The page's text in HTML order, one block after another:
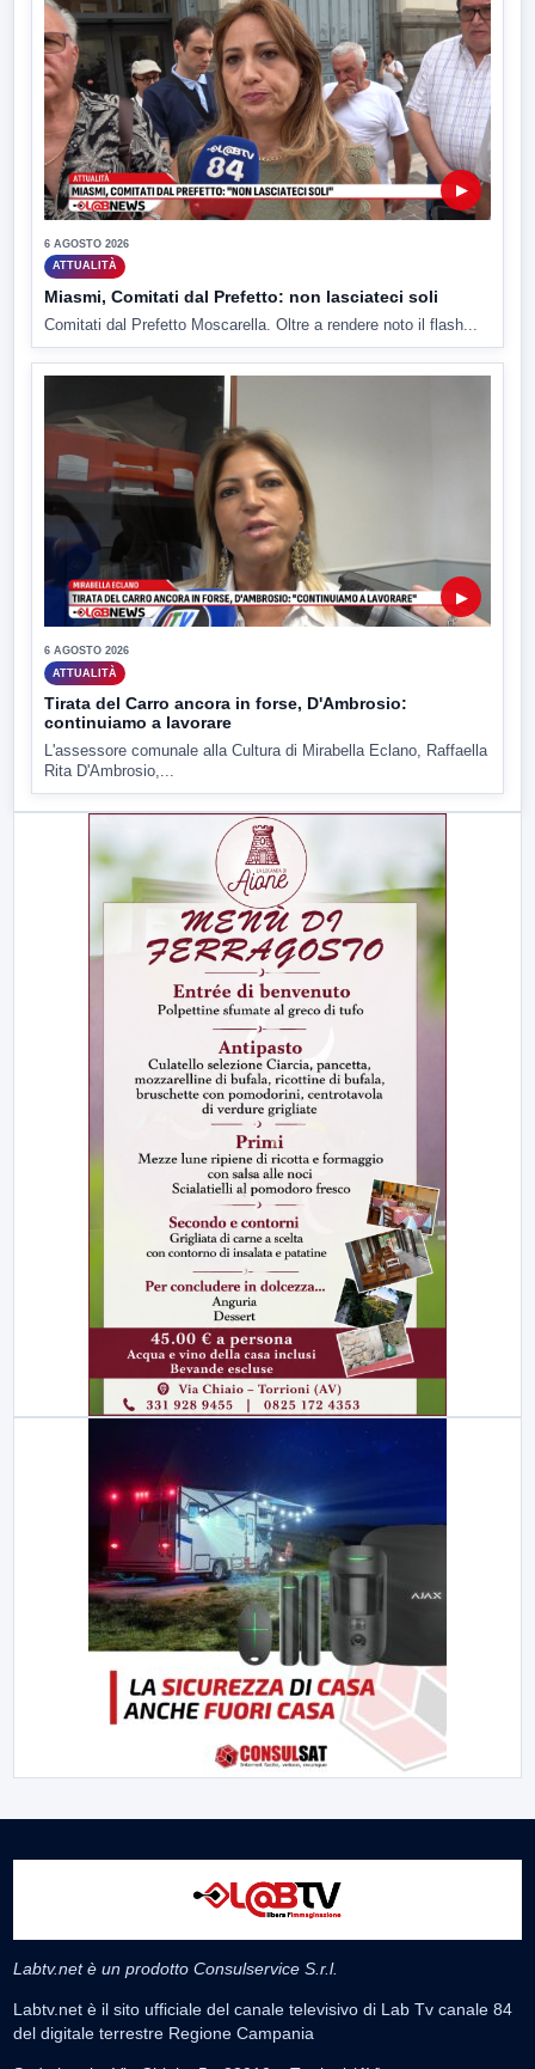
▶
6 AGOSTO 2026
ATTUALITÀ
Miasmi, Comitati dal Prefetto: non lasciateci soli
Comitati dal Prefetto Moscarella. Oltre a rendere noto il flash...
▶
6 AGOSTO 2026
ATTUALITÀ
Tirata del Carro ancora in forse, D'Ambrosio:
continuiamo a lavorare
L'assessore comunale alla Cultura di Mirabella Eclano, Raffaella
Rita D'Ambrosio,...
Labtv.net è un prodotto Consulservice S.r.l.
Labtv.net è il sito ufficiale del canale televisivo di Lab Tv canale 84
del digitale terrestre Regione Campania